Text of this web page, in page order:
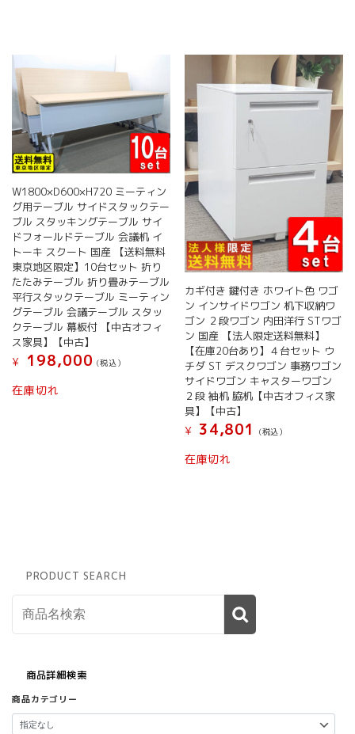
W1800×D600×H720 ミーティン
グ用テーブル サイドスタックテー
ブル スタッキングテーブル サイ
ドフォールドテーブル 会議机 イ
トーキ スクート 国産 【送料無料
東京地区限定】10台セット 折り
たたみテーブル 折り畳みテーブル
平行スタックテーブル ミーティン
グテーブル 会議テーブル スタッ
クテーブル 幕板付 【中古オフィ
ス家具】【中古】
¥
198,000 (税込）
在庫切れ
カギ付き 鍵付き ホワイト色 ワゴ
ン インサイドワゴン 机下収納ワ
ゴン ２段ワゴン 内田洋行 STワゴ
ン 国産 【法人限定送料無料】
【在庫20台あり】４台セット ウ
チダ ST デスクワゴン 事務ワゴン
サイドワゴン キャスターワゴン
２段 袖机 脇机【中古オフィス家
具】【中古】
¥
34,801 (税込）
在庫切れ
PRODUCT SEARCH
商品詳細検索
商品カテゴリー